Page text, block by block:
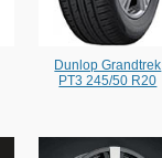
Dunlop Grandtrek
PT3 245/50 R20